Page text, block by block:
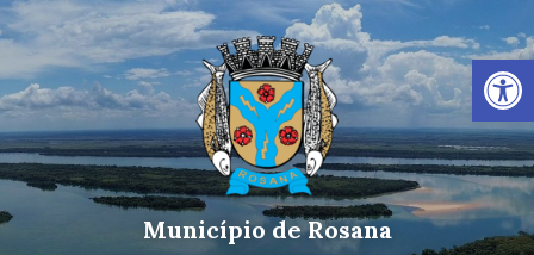
Barra de Ferramentas Aberta
Ir
para
conteúdo
Pular
para
navegação
principal
Pular
para
rodapé
Município de Rosana